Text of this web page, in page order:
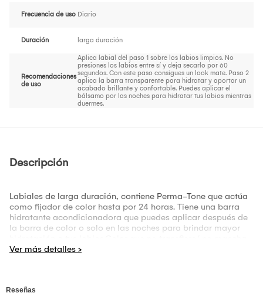
Frecuencia de uso Diario
Duración larga duración
Recomendaciones
de uso
Aplica labial del paso 1 sobre los labios limpios. No
presiones los labios entre sí y deja secarlo por 60
segundos. Con este paso consigues un look mate. Paso 2
aplica la barra transparente para hidratar y aportar un
acabado brillante y confortable. Puedes aplicar el
bálsamo por las noches para hidratar tus labios mientras
duermes.
Descripción
Labiales de larga duración, contiene Perma-Tone que actúa
como fijador de color hasta por 24 horas. Tiene una barra
hidratante acondicionadora que puedes aplicar después de
la barra de color o solo en las noches para brindar mayor